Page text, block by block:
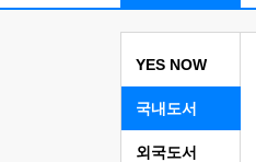
YES NOW
국내도서
외국도서